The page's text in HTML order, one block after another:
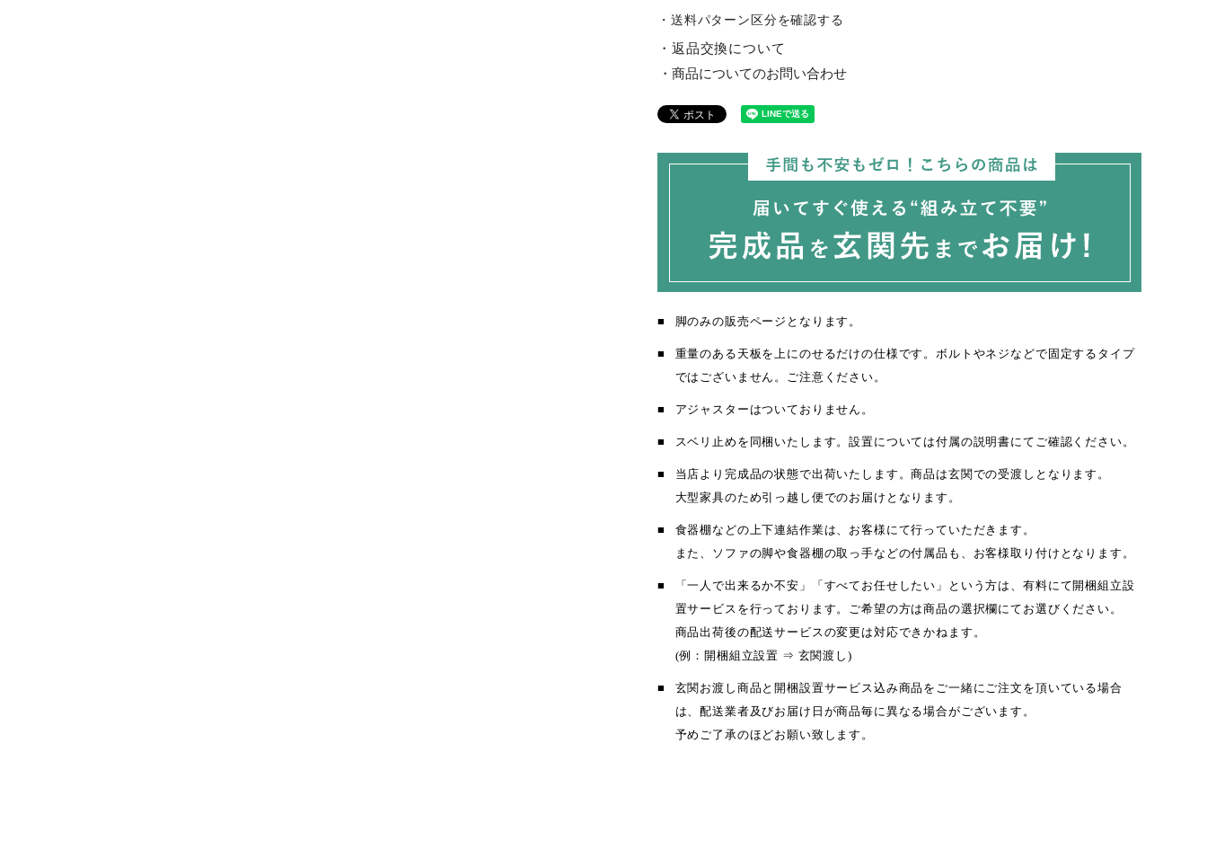
・送料パターン区分を確認する
返品交換について
商品についてのお問い合わせ
脚のみの販売ページとなります。
重量のある天板を上にのせるだけの仕様です。ボルトやネジなどで固定するタイプ
ではございません。ご注意ください。
アジャスターはついておりません。
スベリ止めを同梱いたします。設置については付属の説明書にてご確認ください。
当店より完成品の状態で出荷いたします。商品は玄関での受渡しとなります。
大型家具のため引っ越し便でのお届けとなります。
食器棚などの上下連結作業は、お客様にて行っていただきます。
また、ソファの脚や食器棚の取っ手などの付属品も、お客様取り付けとなります。
「一人で出来るか不安」「すべてお任せしたい」という方は、有料にて開梱組立設
置サービスを行っております。ご希望の方は商品の選択欄にてお選びください。
商品出荷後の配送サービスの変更は対応できかねます。
(例：開梱組立設置 ⇒ 玄関渡し)
玄関お渡し商品と開梱設置サービス込み商品をご一緒にご注文を頂いている場合
は、配送業者及びお届け日が商品毎に異なる場合がございます。
予めご了承のほどお願い致します。